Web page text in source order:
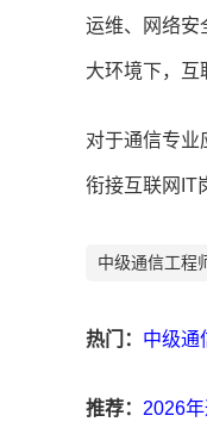
运维、网络安
大环境下，互
对于通信专业
衔接互联网IT
中级通信工程
热门： 中级通
推荐： 2026